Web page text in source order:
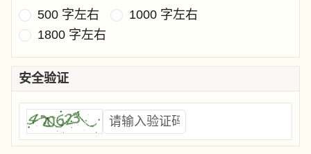
500 字左右
1000 字左右
1800 字左右
安全验证